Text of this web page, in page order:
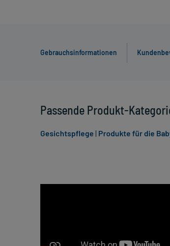
Gebrauchsinformationen
Passende Produkt-
Gesichtspflege | Produkte für die